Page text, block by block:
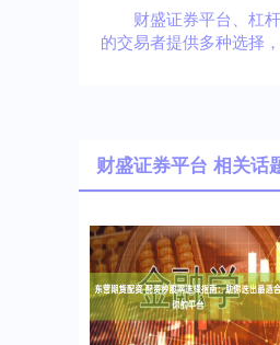
财盛证券平台、杠
的交易者提供多种选择
财盛证券平台 相关话